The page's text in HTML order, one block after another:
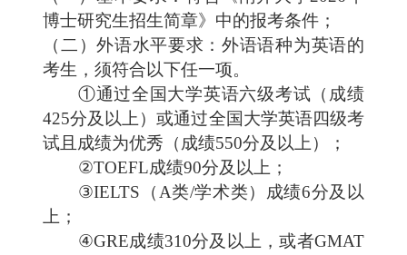
博士研究生招生简章》中的报考条件；
（二）外语水平要求：外语语种为英语的
考生，须符合以下任一项。
①通过全国大学英语六级考试（成绩
425分及以上）或通过全国大学英语四级考
试且成绩为优秀（成绩550分及以上）；
②TOEFL成绩90分及以上 ；
③IELTS（A类/学术类）成绩6分及以
上 ；
④GRE成绩310分及以上，或者GMAT